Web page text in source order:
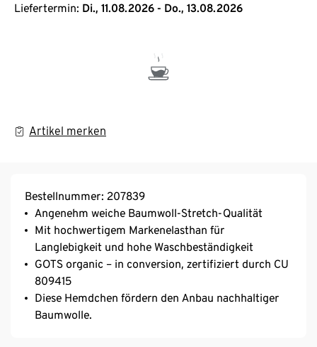
Liefertermin: Di., 11.08.2026 - Do., 13.08.2026
Artikel merken
Bestellnummer: 207839
Angenehm weiche Baumwoll-Stretch-Qualität
Mit hochwertigem Markenelasthan für
Langlebigkeit und hohe Waschbeständigkeit
GOTS organic – in conversion, zertifiziert durch CU
809415
Diese Hemdchen fördern den Anbau nachhaltiger
Baumwolle.